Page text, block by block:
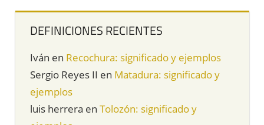
DEFINICIONES RECIENTES
Iván en Recochura: significado y ejemplos
Sergio Reyes II en Matadura: significado y
ejemplos
luis herrera en Tolozón: significado y